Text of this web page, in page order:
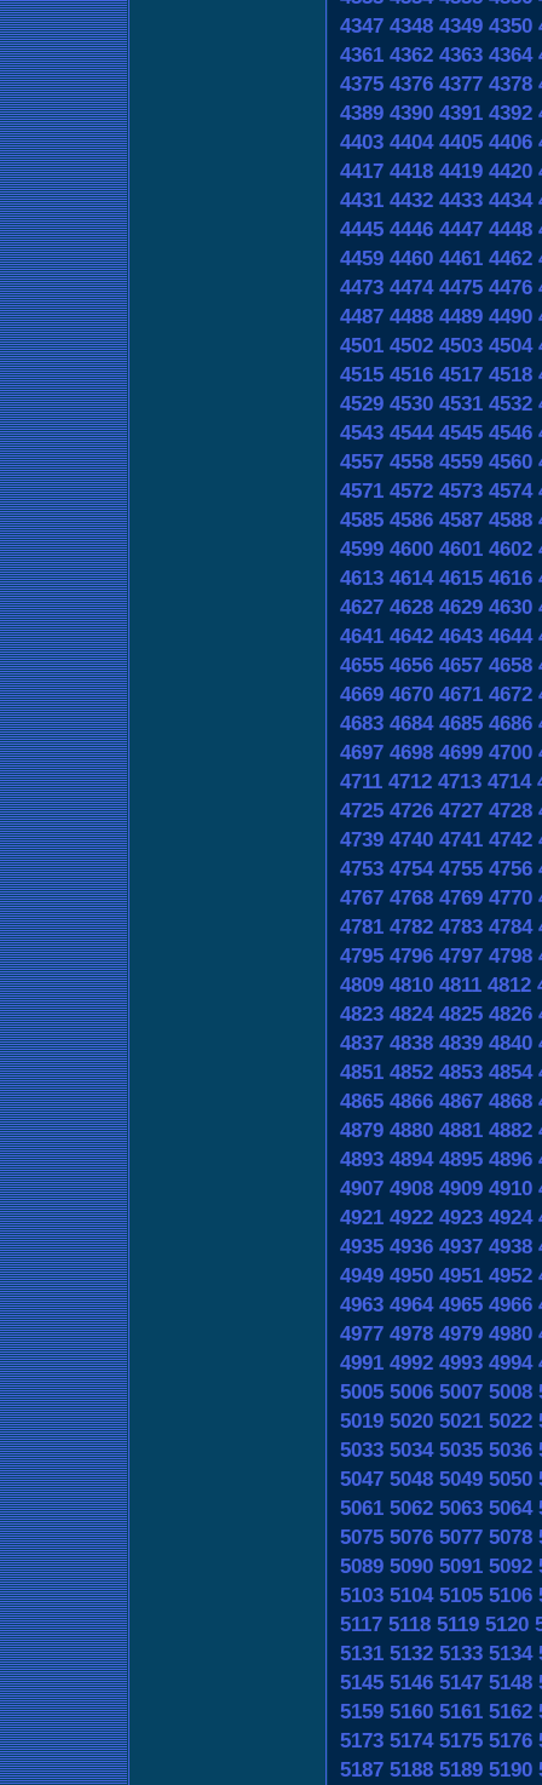
4347 4348 4349 4350
4361 4362 4363 4364
4375 4376 4377 4378
4389 4390 4391 4392
4403 4404 4405 4406
4417 4418 4419 4420
4431 4432 4433 4434
4445 4446 4447 4448
4459 4460 4461 4462
4473 4474 4475 4476
4487 4488 4489 4490
4501 4502 4503 4504
4515 4516 4517 4518
4529 4530 4531 4532
4543 4544 4545 4546
4557 4558 4559 4560
4571 4572 4573 4574
4585 4586 4587 4588
4599 4600 4601 4602
4613 4614 4615 4616
4627 4628 4629 4630
4641 4642 4643 4644
4655 4656 4657 4658
4669 4670 4671 4672
4683 4684 4685 4686
4697 4698 4699 4700
4711 4712 4713 4714
4725 4726 4727 4728
4739 4740 4741 4742
4753 4754 4755 4756
4767 4768 4769 4770
4781 4782 4783 4784
4795 4796 4797 4798
4809 4810 4811 4812
4823 4824 4825 4826
4837 4838 4839 4840
4851 4852 4853 4854
4865 4866 4867 4868
4879 4880 4881 4882
4893 4894 4895 4896
4907 4908 4909 4910
4921 4922 4923 4924
4935 4936 4937 4938
4949 4950 4951 4952
4963 4964 4965 4966
4977 4978 4979 4980
4991 4992 4993 4994
5005 5006 5007 5008
5019 5020 5021 5022
5033 5034 5035 5036
5047 5048 5049 5050
5061 5062 5063 5064
5075 5076 5077 5078
5089 5090 5091 5092
5103 5104 5105 5106
5117 5118 5119 5120
5131 5132 5133 5134
5145 5146 5147 5148
5159 5160 5161 5162
5173 5174 5175 5176
5187 5188 5189 5190